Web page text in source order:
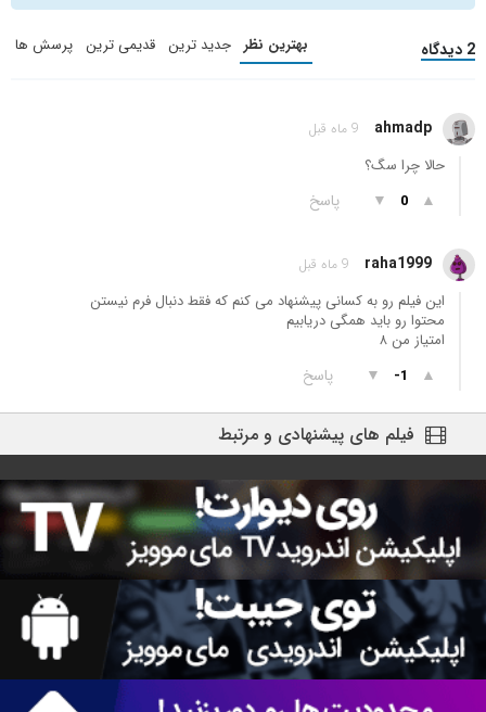
2 دیدگاه بهترین نظر جدید ترین قدیمی ترین پرسش ها
ahmadp 9 ماه قبل
حالا چرا سگ؟
▲
0
▼ پاسخ
raha1999 9 ماه قبل
این فیلم رو به کسانی پیشنهاد می کنم که فقط دنبال فرم نیستن
محتوا رو بايد همگی دریابیم
امتیاز من ٨
▲
-1
▼ پاسخ
فیلم های پیشنهادی و مرتبط